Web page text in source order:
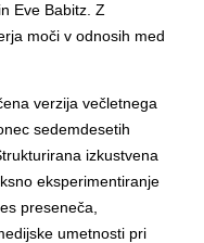
Eve Babitz. Z
moči v odnosih med
verzija večletnega
sedemdesetih
izkustvena
eksperimentiranje
preseneča,
umetnosti pri